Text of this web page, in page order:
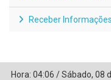
Receber
Hora: 04:06 /Sábado, 08